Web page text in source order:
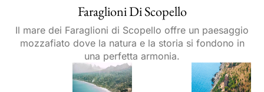
Faraglioni Di Scopello
Il mare dei Faraglioni di Scopello offre un paesaggio
mozzafiato dove la natura e la storia si fondono in
una perfetta armonia.